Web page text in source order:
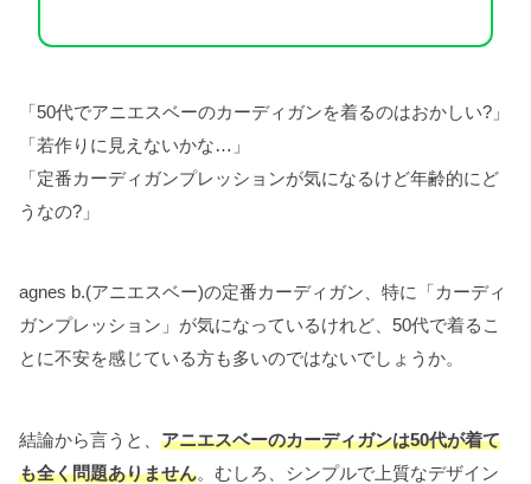
「50代でアニエスベーのカーディガンを着るのはおかしい?」
「若作りに見えないかな…」
「定番カーディガンプレッションが気になるけど年齢的にど
うなの?」
agnes b.(アニエスベー)の定番カーディガン、特に「カーディ
ガンプレッション」が気になっているけれど、50代で着るこ
とに不安を感じている方も多いのではないでしょうか。
結論から言うと、 アニエスベーのカーディガンは50代が着て
も全く問題ありません。むしろ、シンプルで上質なデザイン